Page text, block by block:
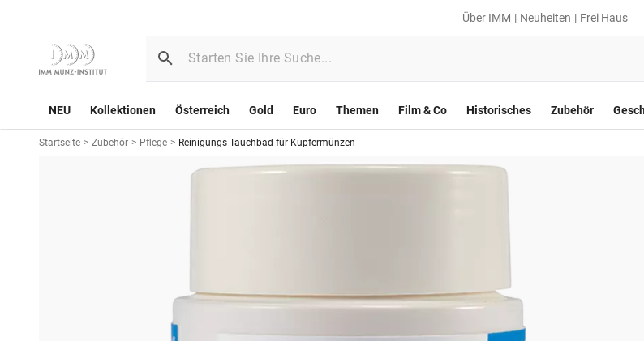
Über IMM Neuheiten Frei Haus
NEU Kollektionen Österreich Gold Euro Themen Film & Co Historisches Zubehör
Startseite > Zubehör > Pflege > Reinigungs-Tauchbad für Kupfermünzen